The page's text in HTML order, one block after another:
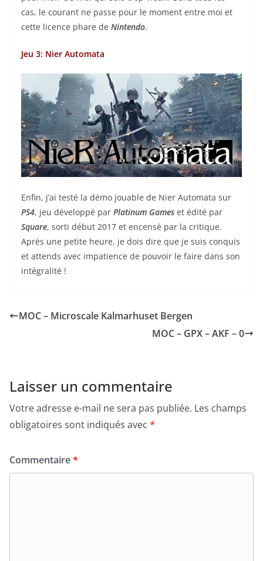
cas, le courant ne passe pour le moment entre moi et
cette licence phare de Nintendo.
Jeu 3: Nier Automata
Enfin, j’ai testé la démo jouable de Nier Automata sur
PS4, jeu développé par Platinum Games et édité par
Square, sorti début 2017 et encensé par la critique.
Après une petite heure, je dois dire que je suis conquis
et attends avec impatience de pouvoir le faire dans son
intégralité !
MOC – Microscale Kalmarhuset Bergen
MOC – GPX – AKF – 0
Laisser un commentaire
Votre adresse e-mail ne sera pas publiée. Les champs
obligatoires sont indiqués avec *
Commentaire*